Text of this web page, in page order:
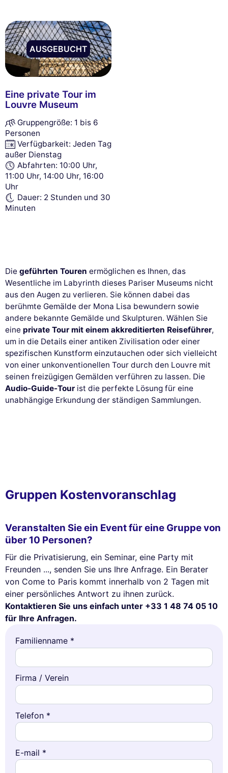
AUSGEBUCHT
Eine private Tour im
Louvre Museum
Gruppengröße: 1 bis 6
Personen
Verfügbarkeit: Jeden Tag
außer Dienstag
Abfahrten: 10:00 Uhr,
11:00 Uhr, 14:00 Uhr, 16:00
Uhr
Dauer: 2 Stunden und 30
Minuten
Die geführten Touren ermöglichen es Ihnen, das
Wesentliche im Labyrinth dieses Pariser Museums nicht
aus den Augen zu verlieren. Sie können dabei das
berühmte Gemälde der Mona Lisa bewundern sowie
andere bekannte Gemälde und Skulpturen. Wählen Sie
eine private Tour mit einem akkreditierten Reiseführer,
um in die Details einer antiken Zivilisation oder einer
spezifischen Kunstform einzutauchen oder sich vielleicht
von einer unkonventionellen Tour durch den Louvre mit
seinen freizügigen Gemälden verführen zu lassen. Die
Audio-Guide-Tour ist die perfekte Lösung für eine
unabhängige Erkundung der ständigen Sammlungen.
Gruppen Kostenvoranschlag
Veranstalten Sie ein Event für eine Gruppe von
über 10 Personen?
Für die Privatisierung, ein Seminar, eine Party mit
Freunden ..., senden Sie uns Ihre Anfrage. Ein Berater
von Come to Paris kommt innerhalb von 2 Tagen mit
einer persönliches Antwort zu ihnen zurück.
Kontaktieren Sie uns einfach unter +33 1 48 74 05 10
für Ihre Anfragen.
Familienname *
Firma / Verein
Telefon *
E-mail *